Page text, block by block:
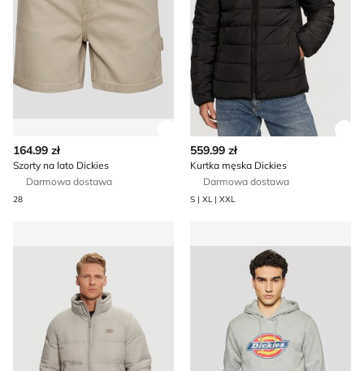
Zobacz szczegóły produktu
164.99 zł
Szorty na lato Dickies
Darmowa dostawa
28
559.99 zł
Kurtka męska Dickies
Darmowa dostawa
S | XL | XXL